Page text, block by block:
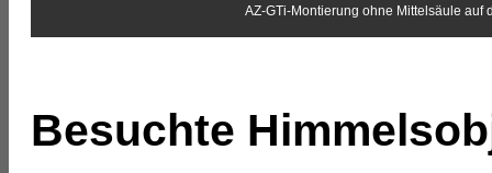
AZ-GTi-Montierung ohne Mittelsäule auf
Besuchte